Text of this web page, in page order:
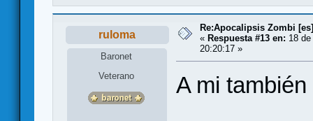
ruloma
Baronet
Veterano
Re:Apocalipsis Zombi [es]
« Respuesta #13 en: 18
20:20:17 »
A mi